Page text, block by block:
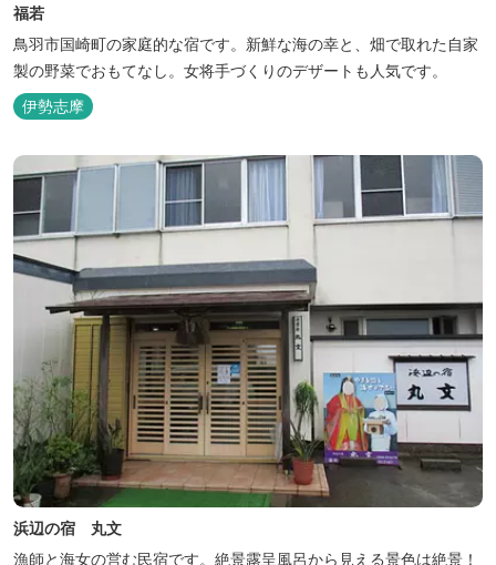
福若
鳥羽市国崎町の家庭的な宿です。新鮮な海の幸と、畑で取れた自家
製の野菜でおもてなし。女将手づくりのデザートも人気です。
伊勢志摩
浜辺の宿 丸文
漁師と海女の営む民宿です。絶景露呈風呂から見える景色は絶景！